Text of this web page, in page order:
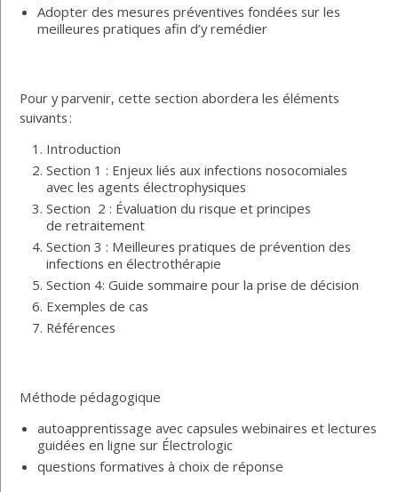
Adopter des mesures préventives fondées sur les
meilleures pratiques afin d’y remédier
Pour y parvenir, cette section abordera les éléments
suivants :
Introduction
Section 1 : Enjeux liés aux infections nosocomiales
avec les agentsélectrophysiques
Section 2 : Évaluation du risque et principes
deretraitement
Section 3 : Meilleures pratiques de prévention des
infections en électrothérapie
Section 4:Guide sommaire pour la prise de décision
Exemples de cas
Références
Méthode pédagogique
autoapprentissage avec capsules webinaires et lectures
guidées en ligne sur Électrologic
questions formatives à choix de réponse